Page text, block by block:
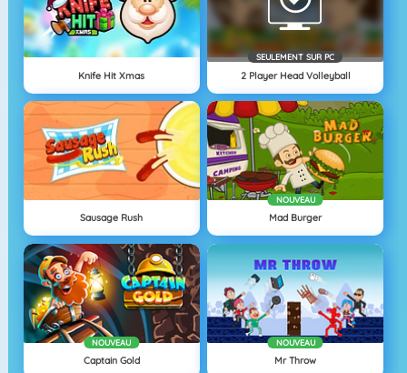
Knife Hit Xmas
SEULEMENT SUR PC
2 Player Head Volleyball
Sausage Rush
NOUVEAU
Mad Burger
NOUVEAU
Captain Gold
NOUVEAU
Mr Throw